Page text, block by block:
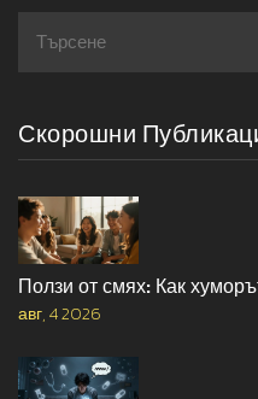
Скорошни
Ползи от смях: Как
авг, 4 2026